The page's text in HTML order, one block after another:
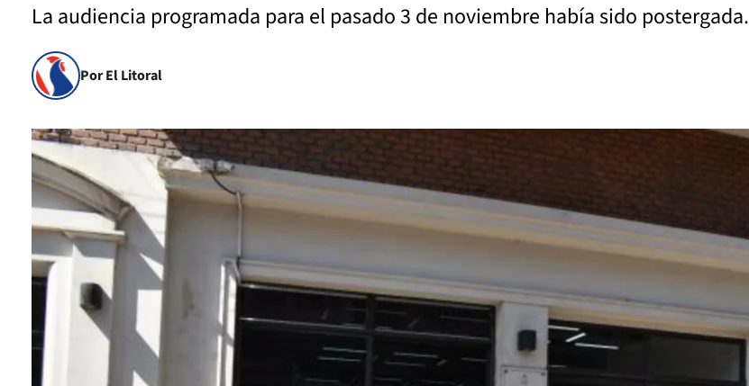
La audiencia programada para el pasado 3 de noviembre había sido postergada.
Por El Litoral